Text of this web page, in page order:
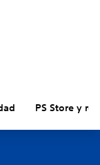
PS Store y